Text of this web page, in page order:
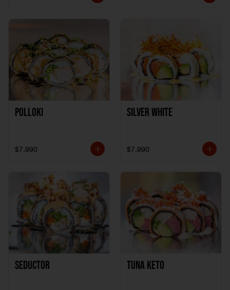
Polloki
$7.990
SILVER WHITE
$7.990
Seductor TUNA KETO